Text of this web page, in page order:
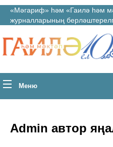
«Мәгариф» һәм «Гаилә һәм
журналларының
Меню
Admin автор